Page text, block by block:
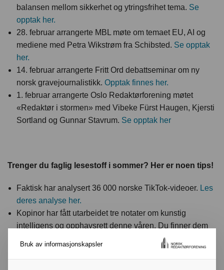
balansen mellom sikkerhet og ytringsfrihet tema. Se
opptak her.
28. februar arrangerte MBL møte om temaet EU, AI og
mediene med Petra Wikstrøm fra Schibsted. Se opptak
her.
14. februar arrangerte Fritt Ord debattseminar om ny
norsk gravejournalistikk. Opptak finnes her.
1. februar arrangerte Oslo Redaktørforening møtet
«Redaktør i stormen» med Vibeke Fürst Haugen, Kjersti
Sortland og Gunnar Stavrum. Se opptak her
Trenger du faglig lesestoff i sommer? Her er noen tips!
Faktisk har analysert 36 000 norske TikTok-videoer. Les
deres analyse her.
Kopinor har fått utarbeidet tre notater om kunstig
intelligens og opphavsrett denne våren. Du finner dem
Notat 2 - om AI og
teknologien bak
Notat 3 - om AI Act.
Bruk av informasjonskapsler